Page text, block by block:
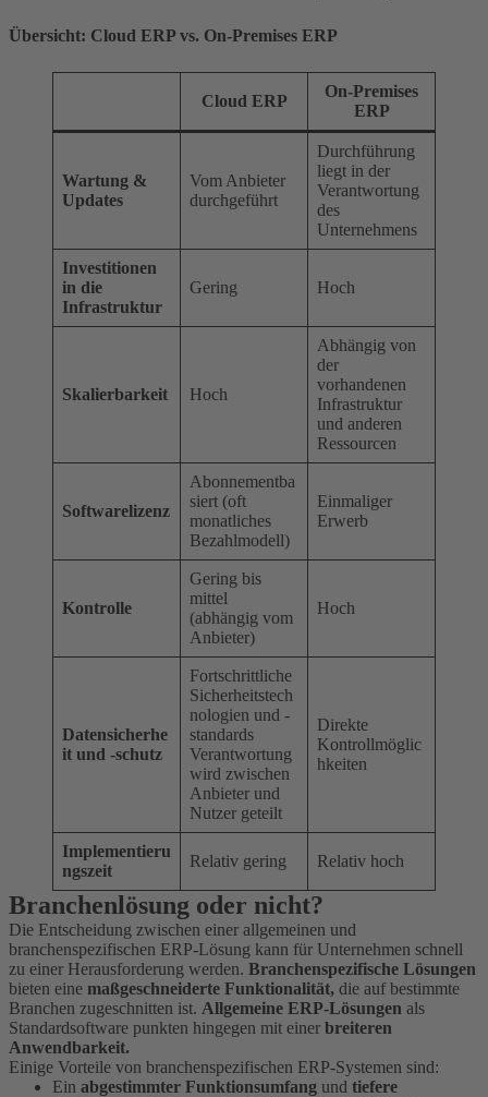
Übersicht: Cloud ERP vs. On-Premises ERP
Cloud ERP
On-Premises
ERP
Wartung &
Updates
Vom Anbieter
durchgeführt
Durchführung
liegt in der
Verantwortung
des
Unternehmens
Investitionen
in die
Infrastruktur
Gering Hoch
Skalierbarkeit Hoch
Abhängig von
der
vorhandenen
Infrastruktur
und anderen
Ressourcen
Softwarelizenz
Abonnementba
siert (oft
monatliches
Bezahlmodell)
Einmaliger
Erwerb
Kontrolle
Gering bis
mittel
(abhängig vom
Anbieter)
Hoch
Datensicherhe
it und -schutz
Fortschrittliche
Sicherheitstech
nologien und -
standards
Verantwortung
wird zwischen
Anbieter und
Nutzer geteilt
Direkte
Kontrollmöglic
hkeiten
Implementieru
ngszeit
Relativ gering Relativ hoch
Branchenlösung oder nicht?
Die Entscheidung zwischen einer allgemeinen und
branchenspezifischen ERP-Lösung kann für Unternehmen schnell
zu einer Herausforderung werden. Branchenspezifische Lösungen
bieten eine maßgeschneiderte Funktionalität, die auf bestimmte
Branchen zugeschnitten ist. Allgemeine ERP-Lösungen als
Standardsoftware punkten hingegen mit einer breiteren
Anwendbarkeit.
Einige Vorteile von branchenspezifischen ERP-Systemen sind:
Ein abgestimmter Funktionsumfang und tiefere